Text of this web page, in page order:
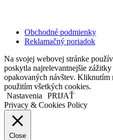
Obchodné podmienky
Reklamačný poriadok
Na svojej webovej stránke
poskytla najrelevantnejšie
opakovaných návštev. Kliknutím
použitím všetkých cookies.
Nastavenia
PRIJAŤ
Privacy & Cookies Policy
Close